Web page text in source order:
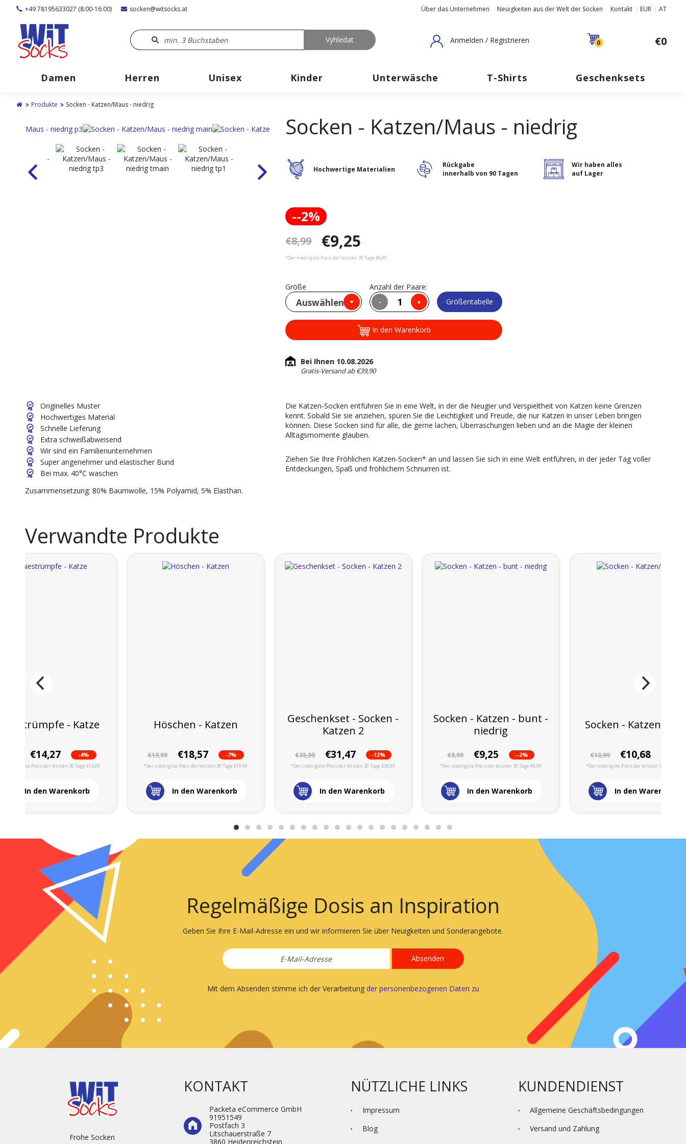
+49 78195633027 (8:00-16:00) socken@witsocks.at Über das Unternehmen Neuigkeiten aus der Welt der Socken Kontakt EUR AT
Anmelden / Registrieren 0 €0
Damen Herren Unisex Kinder Unterwäsche T-Shirts Geschenksets
Produkte Socken - Katzen/Maus - niedrig
Socken - Katzen/Maus - niedrig
Hochwertige Materialien
Rückgabe
innerhalb von 90 Tagen
Wir haben alles
auf Lager
--2%
€8,99 €9,25
*Der niedrigste Preis der letzten 30 Tage €8,99
Größe
Auswählen
Anzahl der Paare:
- + Größentabelle
In den Warenkorb
Bei Ihnen 10.08.2026
Gratis-Versand ab €39,90
Originelles Muster
Hochwertiges Material
Schnelle Lieferung
Extra schweißabweisend
Wir sind ein Familienunternehmen
Super angenehmer und elastischer Bund
Bei max. 40°C waschen
Zusammensetzung: 80% Baumwolle, 15% Polyamid, 5% Elasthan.
Die Katzen-Socken entführen Sie in eine Welt, in der die Neugier und Verspieltheit von Katzen keine Grenzen
kennt. Sobald Sie sie anziehen, spüren Sie die Leichtigkeit und Freude, die nur Katzen in unser Leben bringen
können. Diese Socken sind für alle, die gerne lachen, Überraschungen lieben und an die Magie der kleinen
Alltagsmomente glauben.
Ziehen Sie Ihre Fröhlichen Katzen-Socken* an und lassen Sie sich in eine Welt entführen, in der jeder Tag voller
Entdeckungen, Spaß und fröhlichem Schnurren ist.
Verwandte Produkte
Geschenkset - Socken -
Katzen 2
€35,99 €31,47 -12%
*Der niedrigste Preis der letzten 30 Tage €35,99
In den Warenkorb
Socken - Katzen - bunt -
niedrig
€8,99 €9,25 --2%
*Der niedrigste Preis der letzten 30 Tage €8,99
In den Warenkorb
Socken - Katzen/
€10,99 €10,68
*Der niedrigste Preis der letzten 30 Tage
In den Warenkorb
- Katze
€14,27 -4%
niedrigste Preis der letzten 30 Tage €14,99
In den Warenkorb
Höschen - Katzen
€19,99 €18,57 -7%
*Der niedrigste Preis der letzten 30 Tage €19,99
In den Warenkorb
Regelmäßige Dosis an Inspiration
Geben Sie Ihre E-Mail-Adresse ein und wir informieren Sie über Neuigkeiten und Sonderangebote.
Absenden
Mit dem Absenden stimme ich der Verarbeitung der personenbezogenen Daten zu
Frohe Socken
KONTAKT
Packeta eCommerce GmbH
91951549
Postfach 3
Litschauerstraße 7
3860 Heidenre­ichstein
NÜTZLICHE LINKS
Impressum
Blog
KUNDENDIENST
Allgemeine Geschäftsbedingungen
Versand und Zahlung